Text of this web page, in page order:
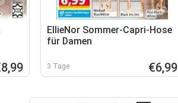
EllieNor Sommer-Capri-Hose
für Damen
3 Tage €6,99